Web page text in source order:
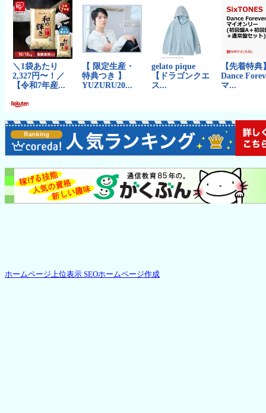
ホームページ上位表示 SEOホームページ作成